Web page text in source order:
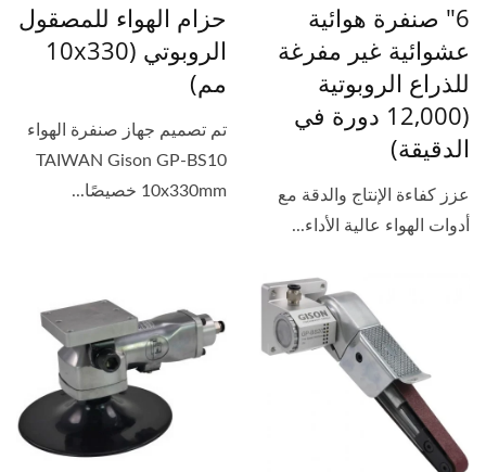
6" صنفرة هوائية
عشوائية غير مفرغة
للذراع الروبوتية
(12,000 دورة في
الدقيقة)
عزز كفاءة الإنتاج والدقة مع
أدوات الهواء عالية الأداء...
حزام الهواء للمصقول
الروبوتي (10x330
مم)
تم تصميم جهاز صنفرة الهواء
TAIWAN Gison GP-BS10
10x330mm خصيصًا...